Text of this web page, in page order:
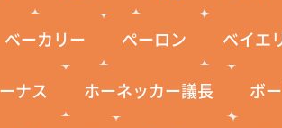
ベーカリー ペーロン ベイエ
ナス ホーネッカー議長 ボ